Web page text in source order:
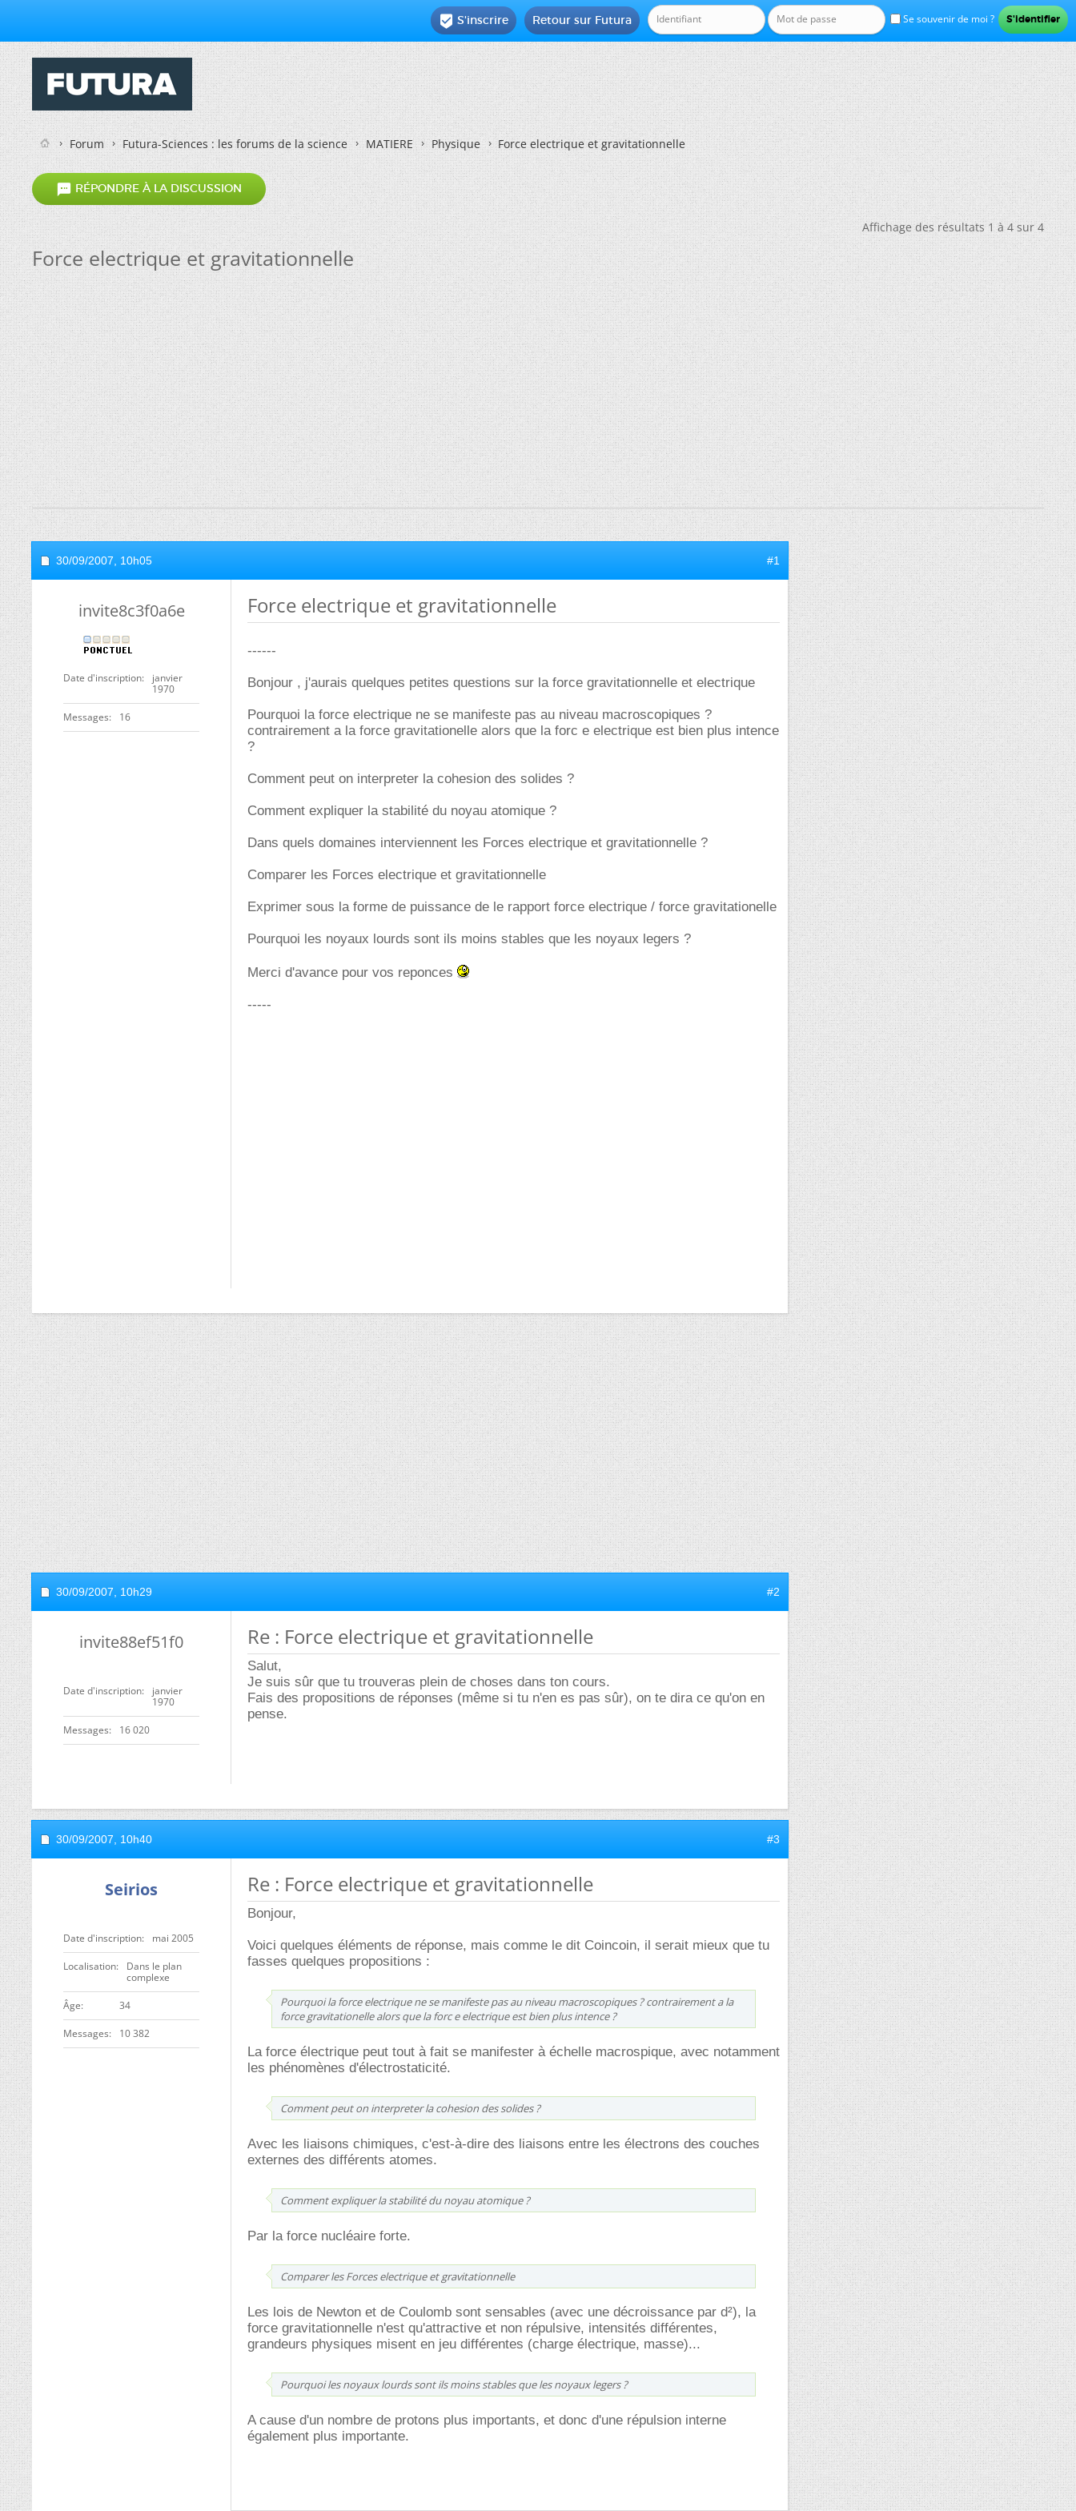
Se souvenir de moi ?
Retour sur Futura
 S'inscrire
Forum Futura-Sciences : les forums de la science MATIERE Physique Force electrique et gravitationnelle
 RÉPONDRE À LA DISCUSSION
Affichage des résultats 1 à 4 sur 4
Force electrique et gravitationnelle
30/09/2007, 10h05 #1
invite8c3f0a6e
Date d'inscription
janvier
1970
Messages 16
Force electrique et gravitationnelle
------
Bonjour , j'aurais quelques petites questions sur la force gravitationnelle et electrique
Pourquoi la force electrique ne se manifeste pas au niveau macroscopiques ?
contrairement a la force gravitationelle alors que la forc e electrique est bien plus intence
?
Comment peut on interpreter la cohesion des solides ?
Comment expliquer la stabilité du noyau atomique ?
Dans quels domaines interviennent les Forces electrique et gravitationnelle ?
Comparer les Forces electrique et gravitationnelle
Exprimer sous la forme de puissance de le rapport force electrique / force gravitationelle
Pourquoi les noyaux lourds sont ils moins stables que les noyaux legers ?
Merci d'avance pour vos reponces
-----
30/09/2007, 10h29 #2
invite88ef51f0
Date d'inscription
janvier
1970
Messages 16 020
Re : Force electrique et gravitationnelle
Salut,
Je suis sûr que tu trouveras plein de choses dans ton cours.
Fais des propositions de réponses (même si tu n'en es pas sûr), on te dira ce qu'on en
pense.
30/09/2007, 10h40 #3
Seirios
Date d'inscription mai 2005
Localisation
Dans le plan
complexe
ge 34
Messages 10 382
Re : Force electrique et gravitationnelle
Bonjour,
Voici quelques éléments de réponse, mais comme le dit Coincoin, il serait mieux que tu
fasses quelques propositions :
Pourquoi la force electrique ne se manifeste pas au niveau macroscopiques ? contrairement a la
force gravitationelle alors que la forc e electrique est bien plus intence ?
La force électrique peut tout à fait se manifester à échelle macrospique, avec notamment
les phénomènes d'électrostaticité.
Comment peut on interpreter la cohesion des solides ?
Avec les liaisons chimiques, c'est-à-dire des liaisons entre les électrons des couches
externes des différents atomes.
Comment expliquer la stabilité du noyau atomique ?
Par la force nucléaire forte.
Comparer les Forces electrique et gravitationnelle
Les lois de Newton et de Coulomb sont sensables (avec une décroissance par d²), la
force gravitationnelle n'est qu'attractive et non répulsive, intensités différentes,
grandeurs physiques misent en jeu différentes (charge électrique, masse)...
Pourquoi les noyaux lourds sont ils moins stables que les noyaux legers ?
A cause d'un nombre de protons plus importants, et donc d'une répulsion interne
également plus importante.